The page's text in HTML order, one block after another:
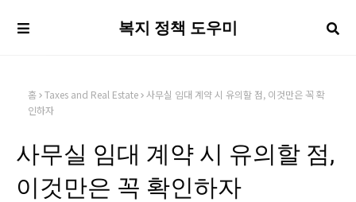
복지 정책 도우미
홈 Taxes and Real Estate 사무실 임대 계약 시 유의할 점, 이것만은 꼭 확
인하자
사무실 임대 계약 시 유의할 점,
이것만은 꼭 확인하자